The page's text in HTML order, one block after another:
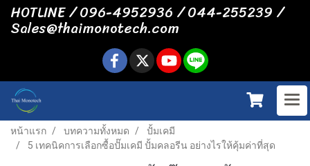
HOTLINE / 096-4952936 / 044-255239 /
Sales@thaimonotech.com
หน้าแรก บทความทั้งหมด
ปั้มเคมี
5 เทคนิคการเลือกซื้อปั๊มเคมี ปั้มคลอรีน อย่างไรให้คุ้มค่าที่สุด